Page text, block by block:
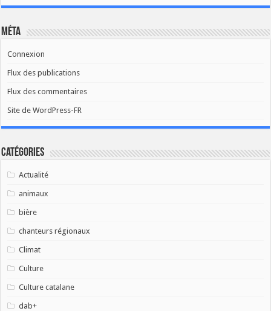
Méta
Connexion
Flux des publications
Flux des commentaires
Site de WordPress-FR
Catégories
Actualité
animaux
bière
chanteurs régionaux
Climat
Culture
Culture catalane
dab+